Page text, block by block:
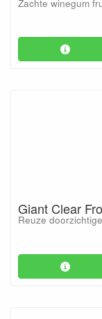
Zachte winegum
Giant Clear
Reuze